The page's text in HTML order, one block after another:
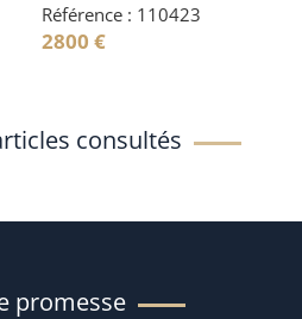
Référence : 110423
2800 €
consultés
promesse